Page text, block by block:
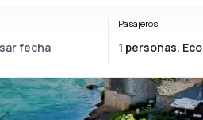
Pasajeros